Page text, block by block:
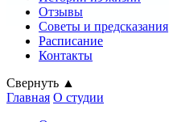
Отзывы
Советы и предсказания
Расписание
Контакты
Свернуть ▲
Главная О студии